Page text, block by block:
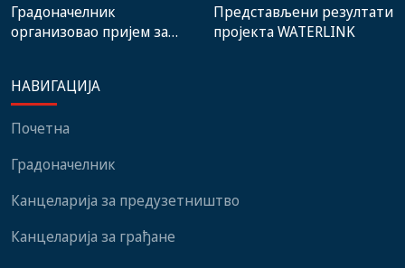
Градоначелник
организовао пријем за
медитеранског филма
Представљени резултати
пројекта WATERLINK
НАВИГАЦИЈА
Почетна
Градоначелник
Канцеларија за предузетништво
Канцеларија за грађане